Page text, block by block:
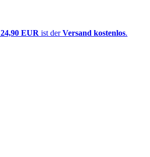
24,90 EUR ist derVersand kostenlos.